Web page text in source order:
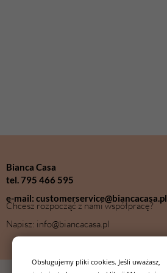
Bianca Casa
tel. 795 466 595
e-mail: customerservice@biancacasa.pl
Chcesz rozpocząć z nami współpracę?
Napisz: info@biancacasa.pl
Obsługujemy pliki cookies. Jeśli uważasz,